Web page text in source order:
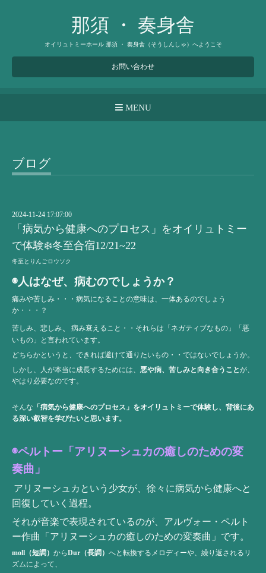
那須 ・ 奏身舎
オイリュトミーホール 那須 ・ 奏身舎（そうしんしゃ）へようこそ
お問い合わせ
MENU
ブログ
2024-11-24 17:07:00
「病気から健康へのプロセス」をオイリュトミー
で体験❄️冬至合宿12/21~22
冬至とりんごロウソク
◉人はなぜ、病むのでしょうか？
痛みや苦しみ・・・病気になることの意味は、一体あるのでしょう
か・・・？
苦しみ、悲しみ
病み衰えること・・それらは「ネガティブなもの」「悪
いもの」と言われています。
どちらかというと、できれば避けて通りたいもの・・ではないでしょうか。
しかし、人が本当に成長するためには、 悪や病、苦しみと向き合うことが、
やはり必要なのです。
そんな 「病気から健康へのプロセス」をオイリュトミーで体験し、背後にあ
る深い叡智を学びたいと思います。
◉ペルトー「アリヌーシュカの癒しのための変
奏曲」
アリヌーシュカという少女が、徐々に病気から健康へと
回復していく過程。
それが音楽で表現されているのが、アルヴォー・ペルト
ー作曲「アリヌーシュカの癒しのための変奏曲」です。
moll（短調） からDur（長調） へと転換するメロディーや、繰り返されるリ
ズムによって、